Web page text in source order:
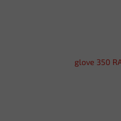
glove 350